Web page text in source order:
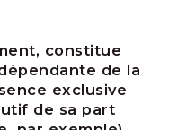
constitue
de la
exclusive
de sa part